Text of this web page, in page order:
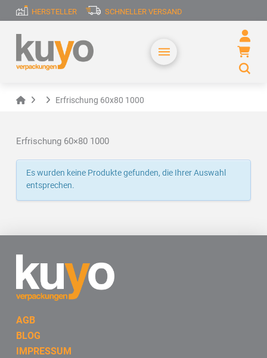
HERSTELLER SCHNELLER VERSAND
Home Erfrischung 60x80 1000
Erfrischung 60×80 1000
Es wurden keine Produkte gefunden, die Ihrer Auswahl
entsprechen.
AGB
BLOG
IMPRESSUM